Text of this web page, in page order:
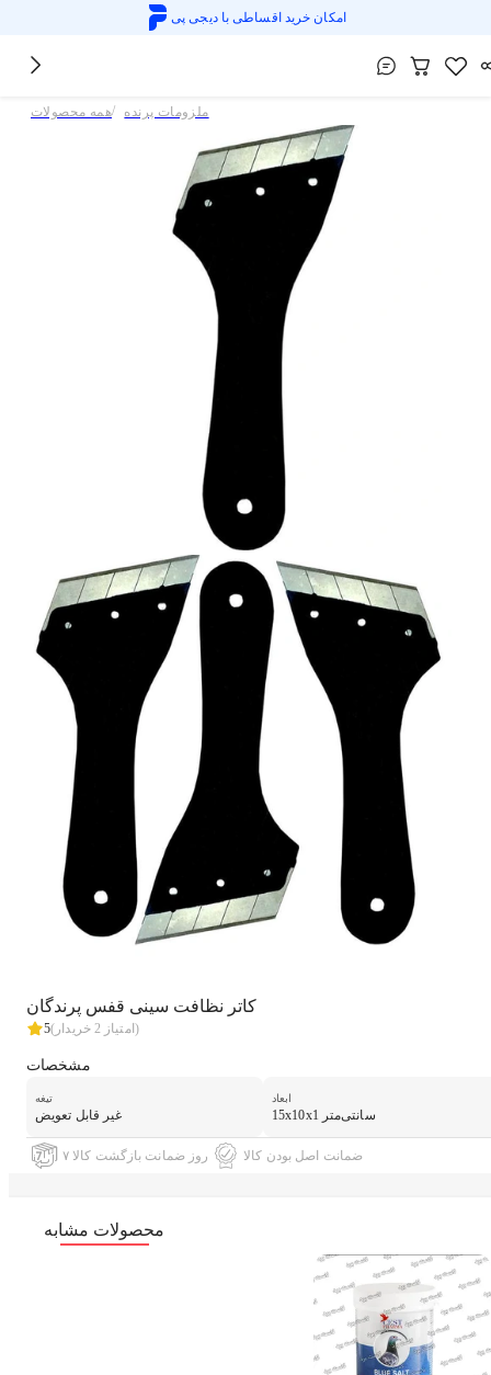
امکان خرید اقساطی بادیجی پی
همه محصولات/ ملزومات پرنده
کاتر نظافت سینی قفس پرندگان
5 (امتیاز 2 خریدار)
مشخصات
تیغه
غیر قابل تعویض
ابعاد
15x10x1 سانتی‌متر
۷ روز ضمانت بازگشت کالا ضمانت اصل بودن کالا
محصولات مشابه